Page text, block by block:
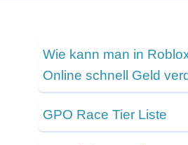
Wie kann man in
Online schnell Geld
GPO Race Tier Liste